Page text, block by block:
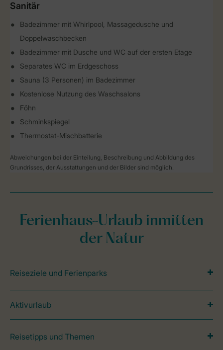
Sanitär
Badezimmer mit Whirlpool, Massagedusche und
Doppelwaschbecken
Badezimmer mit Dusche und WC auf der ersten Etage
Separates WC im Erdgeschoss
Sauna (3 Personen) im Badezimmer
Kostenlose Nutzung des Waschsalons
Föhn
Schminkspiegel
Thermostat-Mischbatterie
Abweichungen bei der Einteilung, Beschreibung und Abbildung des
Grundrisses, der Ausstattungen und der Bilder sind möglich.
Ferienhaus-Urlaub inmitten
der Natur
Reiseziele und Ferienparks
Aktivurlaub
Reisetipps und Themen